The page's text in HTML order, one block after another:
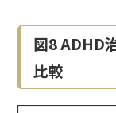
図8 ADHD
比較